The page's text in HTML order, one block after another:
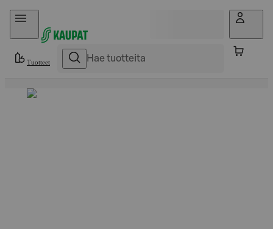
Hyppää sisältöön
Tuotteet